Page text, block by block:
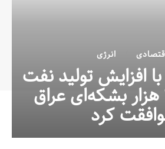
انرژی
افزایش تولید نفت
و سهم ۲۶ هزار بشکه‌ای عراق
کرد